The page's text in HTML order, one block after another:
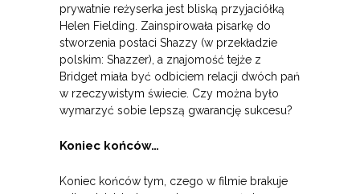
prywatnie reżyserka jest bliską przyjaciółką
Helen Fielding. Zainspirowała pisarkę do
stworzenia postaci Shazzy (w przekładzie
polskim: Shazzer), a znajomość tejże z
Bridget miała być odbiciem relacji dwóch pań
w rzeczywistym świecie. Czy można było
wymarzyć sobie lepszą gwarancję sukcesu?
Koniec końców…
Koniec końców tym, czego w filmie brakuje